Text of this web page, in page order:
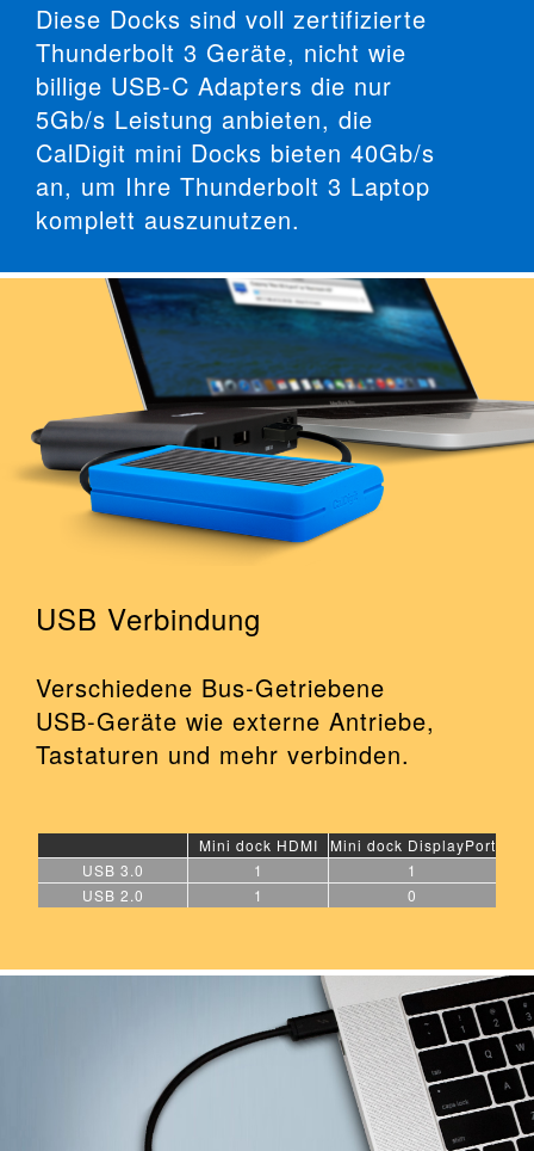
Diese Docks sind voll zertifizierte
Thunderbolt 3 Geräte, nicht wie
billige USB-C Adapters die nur
5Gb/s Leistung anbieten, die
CalDigit mini Docks bieten 40Gb/s
an, um Ihre Thunderbolt 3 Laptop
komplett auszunutzen.
USB Verbindung
Verschiedene Bus-Getriebene
USB-Geräte wie externe Antriebe,
Tastaturen und mehr verbinden.
Mini dock HDMI
Mini dock DisplayPort
USB 3.0
1
1
USB 2.0
1 0